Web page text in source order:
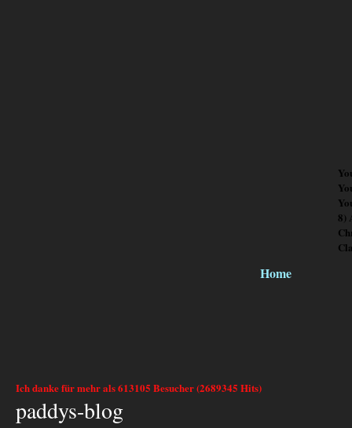
8)
Home
Ich danke für mehr als 613105 Besucher (2689345 Hits)
paddys-blog